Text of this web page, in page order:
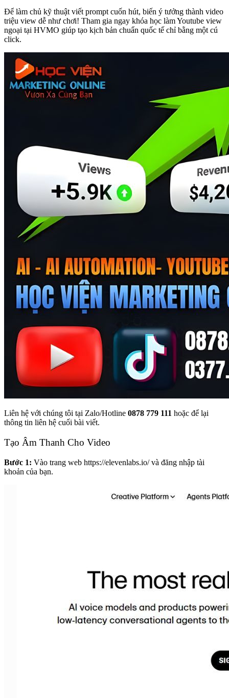
Để làm chủ kỹ thuật viết prompt cuốn hút, biến ý tưởng thành video
triệu view dễ như chơi! Tham gia ngay khóa học làm Youtube view
ngoại tại HVMO giúp tạo kịch bản chuẩn quốc tế chỉ bằng một cú
click.
Liên hệ với chúng tôi tại Zalo/Hotline 0878 779 111 hoặc để lại
thông tin liên hệ cuối bài viết.
Tạo Âm Thanh Cho Video
Bước 1: Vào trang web https://elevenlabs.io/ và đăng nhập tài
khoản của bạn.